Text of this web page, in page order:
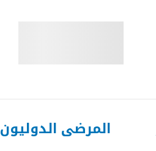
المرضى الدوليون